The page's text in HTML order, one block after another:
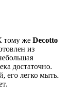
тому же Decotto
из
достаточно.
его легко мыть.